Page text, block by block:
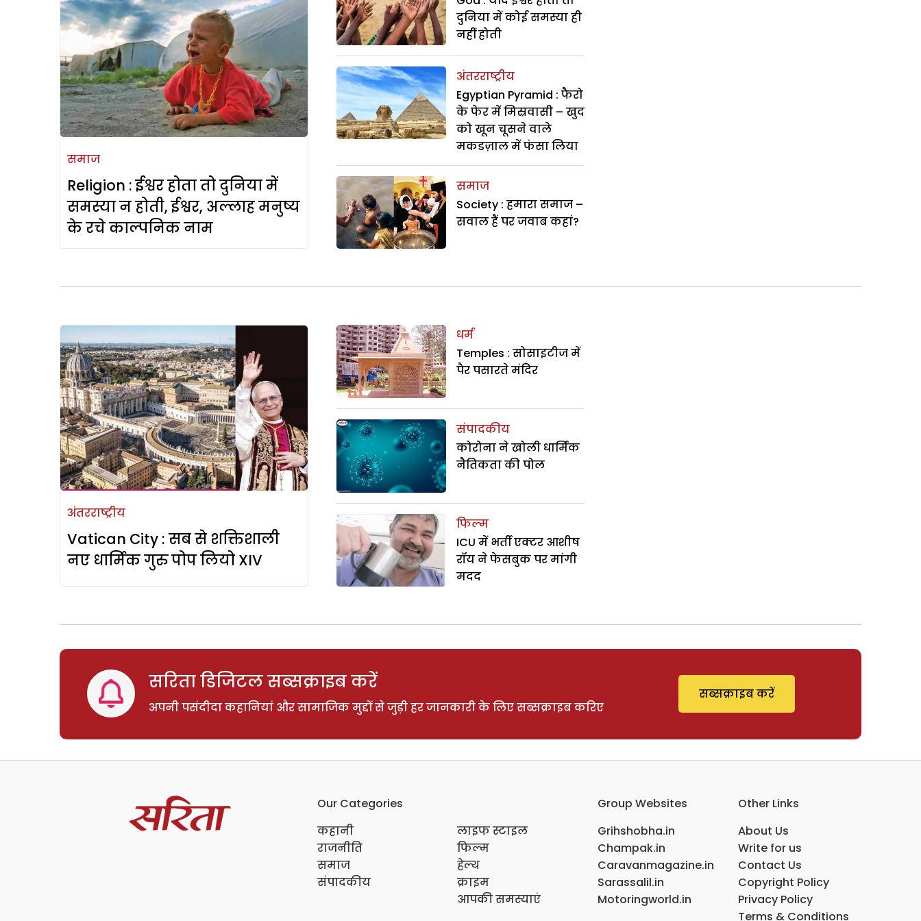
समाज
Religion : ईश्वर होता तो दुनिया में
समस्या न होती, ईश्वर, अल्लाह मनुष्य
के रचे काल्पनिक नाम
दुनिया में कोई समस्या ही
नहीं होती
अंतरराष्ट्रीय
Egyptian Pyramid : फैरो
के फेर में मिस्रवासी – खुद
को खून चूसने वाले
मकडज़ाल में फंसा लिया
समाज
Society : हमारा समाज –
सवाल हैं पर जवाब कहां?
अंतरराष्ट्रीय
Vatican City : सब से शक्तिशाली
नए धार्मिक गुरु पोप लियो XIV
धर्म
Temples : सोसाइटीज में
पैर पसारते मंदिर
संपादकीय
कोरोना ने खोली धार्मिक
नैतिकता की पोल
फिल्म
ICU में भर्ती एक्टर आशीष
रॉय ने फेसबुक पर मांगी
मदद
सरिता डिजिटल सब्सक्राइब करें
अपनी पसंदीदा कहानियां और सामाजिक मुद्दों से जुड़ी हर जानकारी के लिए सब्सक्राइब करिए
सब्सक्राइब करें
Our Categories
कहानी
राजनीति
समाज
संपादकीय
लाइफ स्टाइल
फिल्म
हेल्थ
क्राइम
आपकी समस्याएं
Group Websites
Grihshobha.in
Champak.in
Caravanmagazine.in
Sarassalil.in
Motoringworld.in
Other Links
About Us
Write for us
Contact Us
Copyright Policy
Privacy Policy
Terms & Conditions